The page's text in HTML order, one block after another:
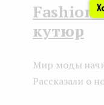
Fashion
кутюр
Мир моды
Рассказали о